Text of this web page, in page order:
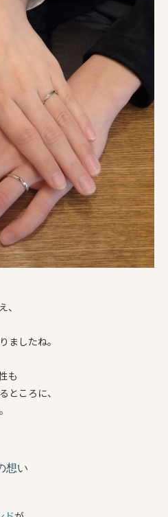
ましたね。
も
ところに、
想い